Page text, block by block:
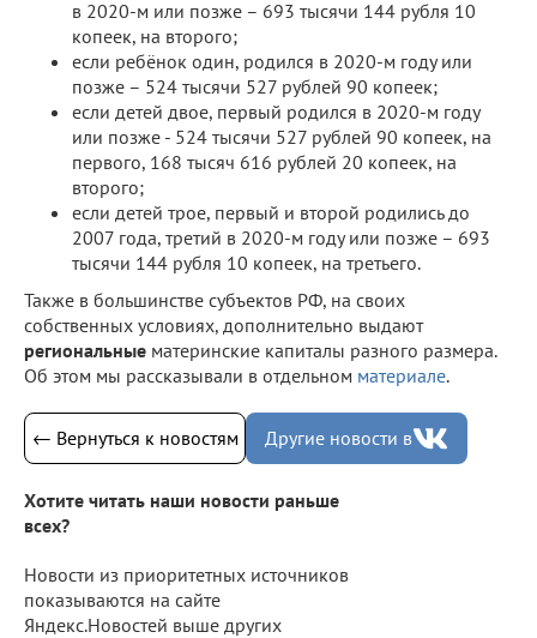
в 2020-м или позже – 693 тысячи 144 рубля 10
копеек, на второго;
если ребёнок один, родился в 2020-м году или
позже – 524 тысячи 527 рублей 90 копеек;
если детей двое, первый родился в 2020-м году
или позже - 524 тысячи 527 рублей 90 копеек, на
первого, 168 тысяч 616 рублей 20 копеек, на
второго;
если детей трое, первый и второй родились до
2007 года, третий в 2020-м году или позже – 693
тысячи 144 рубля 10 копеек, на третьего.
Также в большинстве субъектов РФ, на своих
собственных условиях, дополнительно выдают
региональные материнские капиталы разного размера.
Об этом мы рассказывали в отдельном материале.
← Вернуться к новостям Другие новости в
Хотите читать наши новости раньше
всех?
Новости из приоритетных источников
показываются на сайте
Яндекс.Новостей выше других